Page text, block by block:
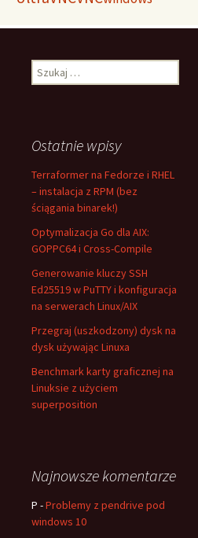
Szukaj:
Ostatnie wpisy
Terraformer na Fedorze i RHEL
– instalacja z RPM (bez
ściągania binarek!)
Optymalizacja Go dla AIX:
GOPPC64 i Cross-Compile
Generowanie kluczy SSH
Ed25519 w PuTTY i konfiguracja
na serwerach Linux/AIX
Przegraj (uszkodzony) dysk na
dysk używając Linuxa
Benchmark karty graficznej na
Linuksie z użyciem
superposition
Najnowsze komentarze
P -Problemy z pendrive pod
windows 10